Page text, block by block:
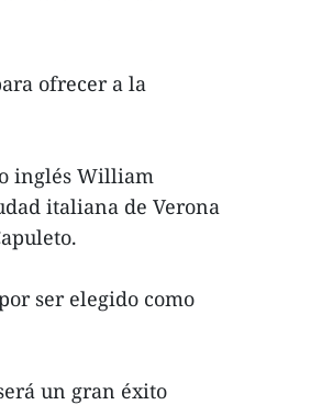
ofrecer a la
inglés William
italiana de Verona
ser elegido como
un gran éxito